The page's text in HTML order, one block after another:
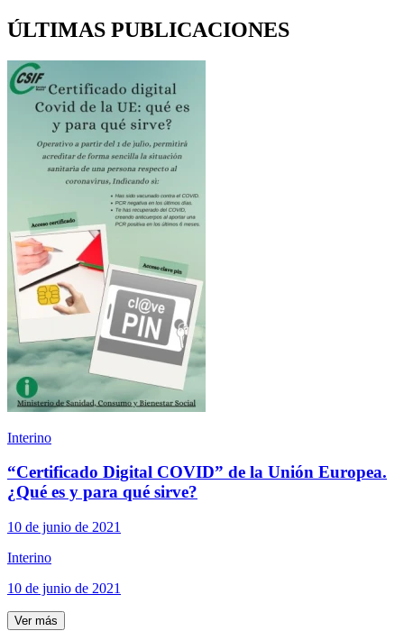
ÚLTIMAS PUBLICACIONES
Interino
“Certificado Digital COVID” de la Unión Europea.
¿Qué es y para qué sirve?
10 de junio de 2021
Interino
10 de junio de 2021
Ver más